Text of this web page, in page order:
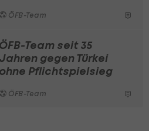
ÖFB-Team
ÖFB-Team seit 35
Jahren gegen Türkei
ohne Pflichtspielsieg
ÖFB-Team